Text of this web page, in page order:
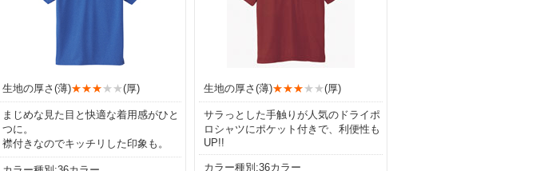
生地の厚さ(薄)★★★★★(厚)
まじめな見た目と快適な着用感がひと
つに。
襟付きなのでキッチリした印象も。
生地の厚さ(薄)★★★★★(厚)
サラっとした手触りが人気のドライポ
ロシャツにポケット付きで、利便性も
UP!!
カラー種別:36カラー